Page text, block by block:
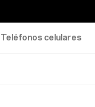
Teléfonos celulares